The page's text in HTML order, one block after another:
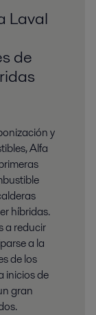
Laval
de
y
Alfa
híbridas.
a reducir
a la
de los
inicios de
gran